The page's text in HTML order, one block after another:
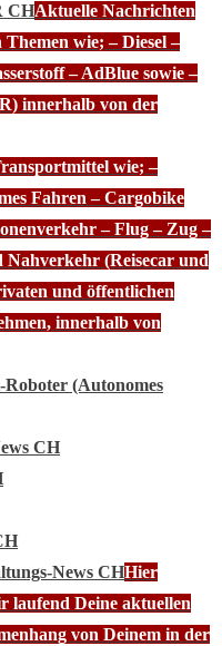
CHAktuelle Nachrichten
wie; – Diesel –
– AdBlue sowie –
innerhalb von der
wie; –
Fahren – Cargobike
– Flug – Zug –
(Reisecar und
und öffentlichen
innerhalb von
(Autonomes
CH
News CHHier
laufend Deine aktuellen
von Deinem in der